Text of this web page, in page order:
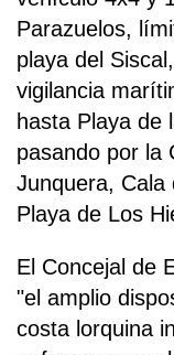
Parazuelos,
playa del
vigilancia
hasta Playa de
pasando por la
Junquera, Cala
Playa de Los
El Concejal de
"el amplio
costa lorquina